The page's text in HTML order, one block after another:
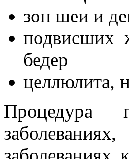
зон шеи и
подвисших
бедер
целлюлита,
Процедура